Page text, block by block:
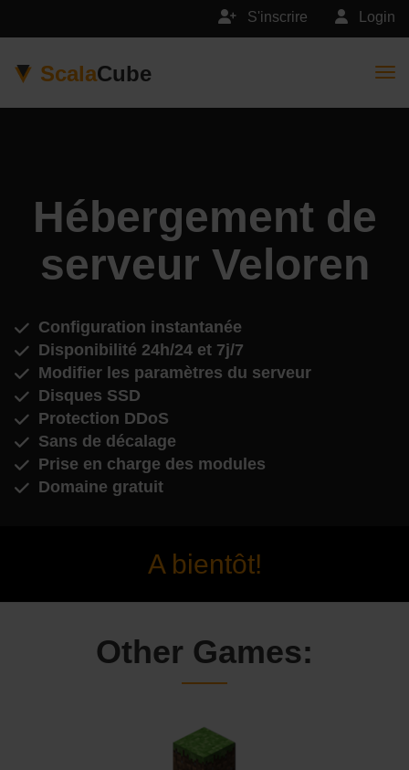
Login
S'inscrire
ScalaCube
Hébergement de
serveur Veloren
Configuration instantanée
Disponibilité 24h/24 et 7j/7
Modifier les paramètres du serveur
Disques SSD
Protection DDoS
Sans de décalage
Prise en charge des modules
Domaine gratuit
A bientôt!
Other Games: